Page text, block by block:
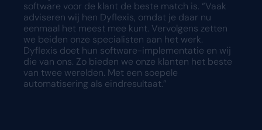
software voor de klant de beste match is. “Vaak
adviseren wij hen Dyflexis, omdat je daar nu
eenmaal het meest mee kunt. Vervolgens zetten
we beiden onze specialisten aan het werk.
Dyflexis doet hun software-implementatie en wij
die van ons. Zo bieden we onze klanten het beste
van twee werelden. Met een soepele
automatisering als eindresultaat.”